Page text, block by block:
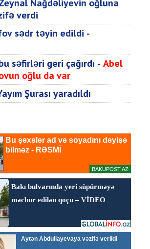
Nağdəliyevin oğluna
verdi
sədr təyin edildi -
səfirləri geri çağırdı - Abel
oğlu da var
Şurası yaradıldı